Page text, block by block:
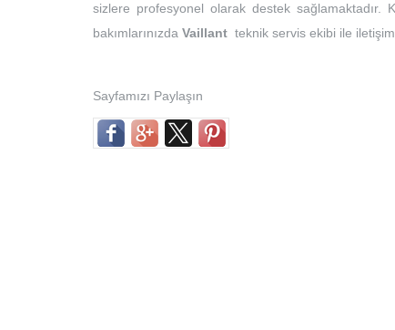
sizlere profesyonel olarak destek sağlamaktadır.
bakımlarınızda Vaillant teknik servis ekibi ile
Sayfamızı Paylaşın